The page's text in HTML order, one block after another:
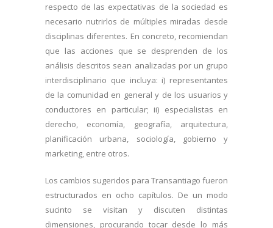
respecto de las expectativas de la sociedad es
necesario nutrirlos de múltiples miradas desde
disciplinas diferentes. En concreto, recomiendan
que las acciones que se desprenden de los
análisis descritos sean analizadas por un grupo
interdisciplinario que incluya: i) representantes
de la comunidad en general y de los usuarios y
conductores en particular; ii) especialistas en
derecho, economía, geografía, arquitectura,
planificación urbana, sociología, gobierno y
marketing, entre otros.
Los cambios sugeridos para Transantiago fueron
estructurados en ocho capítulos. De un modo
sucinto se visitan y discuten distintas
dimensiones, procurando tocar desde lo más